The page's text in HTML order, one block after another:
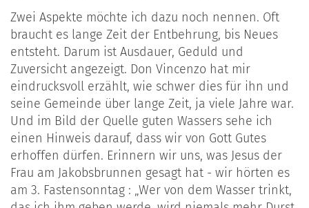
Zwei Aspekte möchte ich dazu noch nennen. Oft
braucht es lange Zeit der Entbehrung, bis Neues
entsteht. Darum ist Ausdauer, Geduld und
Zuversicht angezeigt. Don Vincenzo hat mir
eindrucksvoll erzählt, wie schwer dies für ihn und
seine Gemeinde über lange Zeit, ja viele Jahre war.
Und im Bild der Quelle guten Wassers sehe ich
einen Hinweis darauf, dass wir von Gott Gutes
erhoffen dürfen. Erinnern wir uns, was Jesus der
Frau am Jakobsbrunnen gesagt hat - wir hörten es
am 3. Fastensonntag : „Wer von dem Wasser trinkt,